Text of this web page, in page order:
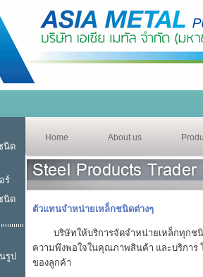
นิด
ร์
นิด
รูป
Home About us
ตัวแทนจำหน่ายเหล็กชนิดต่างๆ
บริษัทให้บริการจัดจำหน่ายเหล็กทุกชนิด
ความพึงพอใจในคุณภาพสินค้า และบริการ
ของลูกค้า